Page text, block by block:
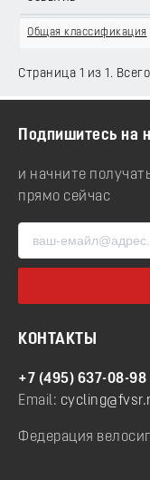
Общая классификация
Страница 1 из 1.
Подпишитесь на
и начните
прямо сейчас
КОНТАКТЫ
+7 (495) 637-08-98
Email:
Федерация